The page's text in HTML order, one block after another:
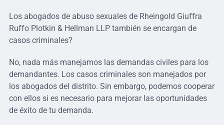
Los abogados de abuso sexuales de Rheingold Giuffra
Ruffo Plotkin & Hellman LLP también se encargan de
casos criminales?
No, nada más manejamos las demandas civiles para los
demandantes. Los casos criminales son manejados por
los abogados del distrito. Sin embargo, podemos cooperar
con ellos si es necesario para mejorar las oportunidades
de éxito de tu demanda.